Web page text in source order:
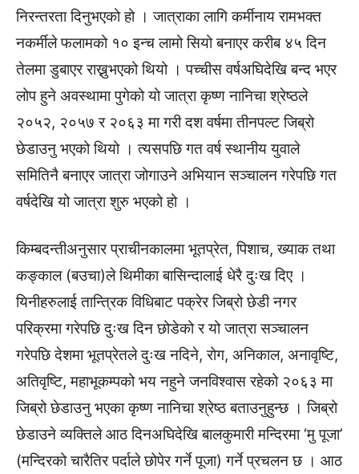
निरन्तरता दिनुभएको हो । जात्राका लागि कर्मीनाय रामभक्त
नकर्मीले फलामको १० इन्च लामो सियो बनाएर करीब ४५ दिन
तेलमा डुबाएर राख्नुभएको थियो । पच्चीस वर्षअघिदेखि बन्द भएर
लोप हुने अवस्थामा पुगेको यो जात्रा कृष्ण नानिचा श्रेष्ठले
२०५२, २०५७ र २०६३ मा गरी दश वर्षमा तीनपल्ट जिब्रो
छेडाउनु भएको थियो । त्यसपछि गत वर्ष स्थानीय युवाले
समितिनै बनाएर जात्रा जोगाउने अभियान सञ्चालन गरेपछि गत
वर्षदेखि यो जात्रा शुरु भएको हो ।
किम्बदन्तीअनुसार प्राचीनकालमा भूतप्रेत, पिशाच, ख्याक तथा
कङ्काल (बउचा)ले थिमीका बासिन्दालाई धेरै दुःख दिए ।
यिनीहरुलाई तान्त्रिक विधिबाट पक्रेर जिब्रो छेडी नगर
परिक्रमा गरेपछि दुःख दिन छोडेको र यो जात्रा सञ्चालन
गरेपछि देशमा भूतप्रेतले दुःख नदिने, रोग, अनिकाल, अनावृष्टि,
अतिवृष्टि, महाभूकम्पको भय नहुने जनविश्वास रहेको २०६३ मा
जिब्रो छेडाउनु भएका कृष्ण नानिचा श्रेष्ठ बताउनुहुन्छ । जिब्रो
छेडाउने व्यक्तिले आठ दिनअघिदेखि बालकुमारी मन्दिरमा ‘मु पूजा’
(मन्दिरको चारैतिर पर्दाले छोपेर गर्ने पूजा) गर्ने प्रचलन छ । आठ